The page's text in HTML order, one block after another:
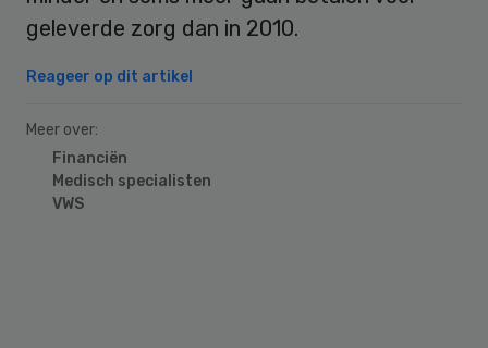
geleverde zorg dan in 2010.
Reageer op dit artikel
Meer over:
Financiën
Medisch specialisten
VWS